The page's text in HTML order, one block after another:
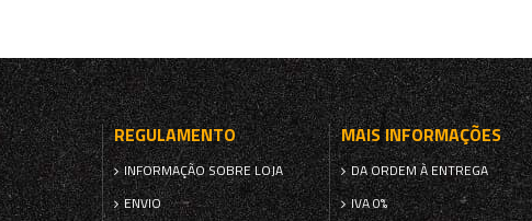
REGULAMENTO
INFORMAÇÃO SOBRE LOJA
ENVIO
MAIS INFORMAÇÕES
DA ORDEM À ENTREGA
IVA 0%